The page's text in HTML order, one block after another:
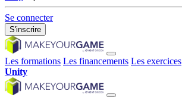
Se connecter
S'inscrire
Les formations Les financements Les exercices
Unity